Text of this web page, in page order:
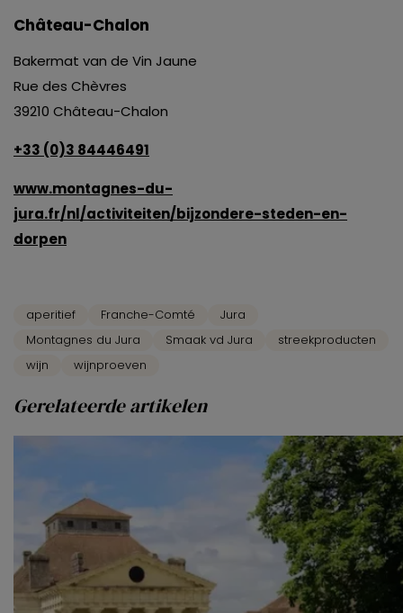
Château-Chalon
Bakermat van de Vin Jaune
Rue des Chèvres
39210 Château-Chalon
+33 (0)3 84446491
www.montagnes-du-
jura.fr/nl/activiteiten/bijzondere-steden-en-
dorpen
aperitief Franche-Comté
Jura
Montagnes du Jura
Smaak vd Jura
streekproducten
wijn
wijnproeven
Gerelateerde artikelen